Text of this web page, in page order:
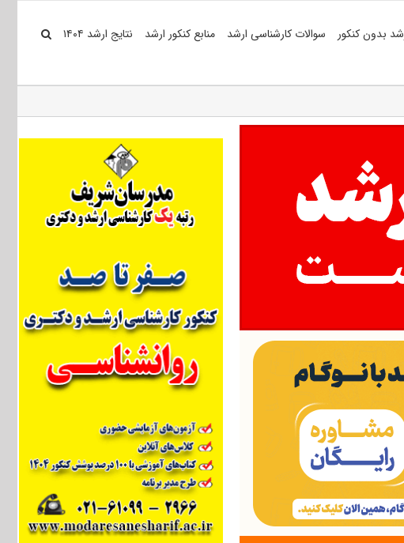
بدون کنکور سوالات کارشناسی ارشد منابع کنکور ارشد نتایج ارشد ۱۴۰۴